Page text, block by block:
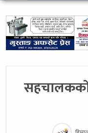
सहचालककाे